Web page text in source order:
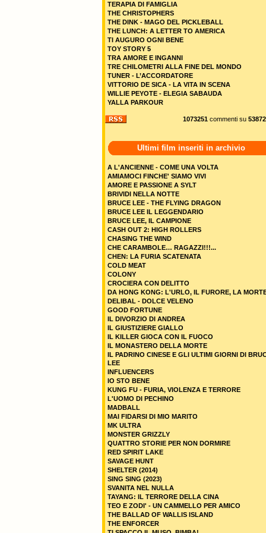
TERAPIA DI FAMIGLIA
THE CHRISTOPHERS
THE DINK - MAGO DEL PICKLEBALL
THE LUNCH: A LETTER TO AMERICA
TI AUGURO OGNI BENE
TOY STORY 5
TRA AMORE E INGANNI
TRE CHILOMETRI ALLA FINE DEL MONDO
TUNER - L’ACCORDATORE
VITTORIO DE SICA - LA VITA IN SCENA
WILLIE PEYOTE - ELEGIA SABAUDA
YALLA PARKOUR
1073251 commenti su 53872
Ultimi film inseriti in archivio
A L'ANCIENNE - COME UNA VOLTA
AMIAMOCI FINCHE' SIAMO VIVI
AMORE E PASSIONE A SYLT
BRIVIDI NELLA NOTTE
BRUCE LEE - THE FLYING DRAGON
BRUCE LEE IL LEGGENDARIO
BRUCE LEE, IL CAMPIONE
CASH OUT 2: HIGH ROLLERS
CHASING THE WIND
CHE CARAMBOLE… RAGAZZI!!!...
CHEN: LA FURIA SCATENATA
COLD MEAT
COLONY
CROCIERA CON DELITTO
DA HONG KONG: L'URLO, IL FURORE, LA
DELIBAL - DOLCE VELENO
GOOD FORTUNE
IL DIVORZIO DI ANDREA
IL GIUSTIZIERE GIALLO
IL KILLER GIOCA CON IL FUOCO
IL MONASTERO DELLA MORTE
IL PADRINO CINESE E GLI ULTIMI GIORNI DI
LEE
INFLUENCERS
IO STO BENE
KUNG FU - FURIA, VIOLENZA E TERRORE
L'UOMO DI PECHINO
MADBALL
MAI FIDARSI DI MIO MARITO
MK ULTRA
MONSTER GRIZZLY
QUATTRO STORIE PER NON DORMIRE
RED SPIRIT LAKE
SAVAGE HUNT
SHELTER (2014)
SING SING (2023)
SVANITA NEL NULLA
TAYANG: IL TERRORE DELLA CINA
TEO E ZODI' - UN CAMMELLO PER AMICO
THE BALLAD OF WALLIS ISLAND
THE ENFORCER